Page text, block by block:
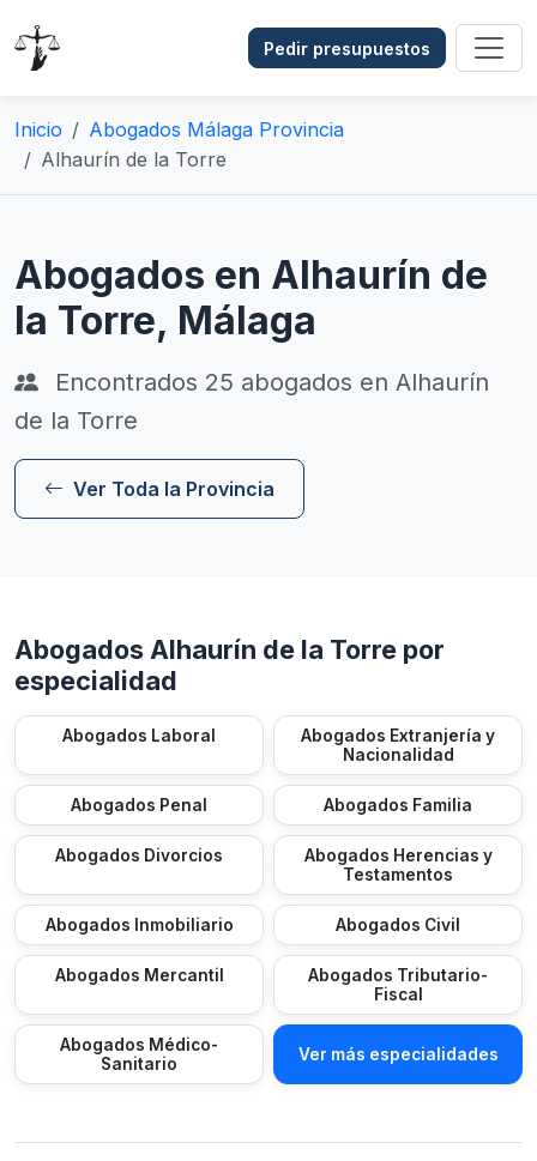
Pedir presupuestos
Inicio
Abogados Málaga Provincia
Alhaurín de la Torre
Abogados en Alhaurín de
la Torre, Málaga
Encontrados 25 abogados en Alhaurín
de la Torre
Ver Toda la Provincia
Abogados Alhaurín de la Torre por
especialidad
Abogados Laboral
Abogados Extranjería y
Nacionalidad
Abogados Penal Abogados Familia
Abogados Divorcios
Abogados Herencias y
Testamentos
Abogados Inmobiliario Abogados Civil
Abogados Mercantil
Abogados Tributario-
Fiscal
Abogados Médico-
Sanitario
Ver más especialidades